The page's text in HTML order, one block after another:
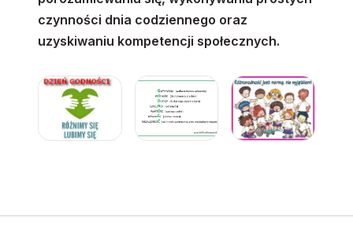
czynności dnia codziennego oraz
uzyskiwaniu kompetencji społecznych.